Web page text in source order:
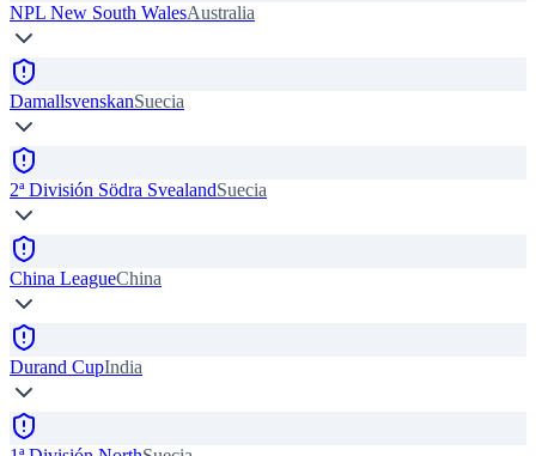
NPL New South WalesAustralia
DamallsvenskanSuecia
2ª División Södra SvealandSuecia
China LeagueChina
Durand CupIndia